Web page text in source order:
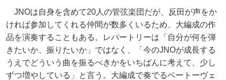
JNOは自身を含めて20人の管弦楽団だが、反田が声をか
ければ参加してくれる仲間が数多くいるため、大編成の作
品を演奏することもある。レパートリーは「自分が何を弾
きたいか、振りたいか」ではなく、「今のJNOが成長する
うえでどういう曲を振るべきかをいちばんに考えて、少し
ずつ増やしている」と言う。大編成で奏でるベートーヴェ